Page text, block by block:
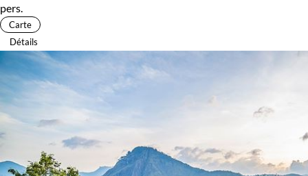
pers.
Carte
Détails